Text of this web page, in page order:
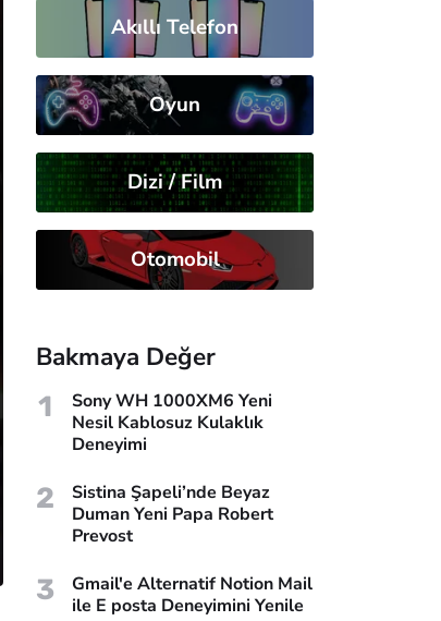
Akıllı Telefon
Oyun
Dizi / Film
Otomobil
Bakmaya Değer
1
Sony WH 1000XM6 Yeni
Nesil Kablosuz Kulaklık
Deneyimi
2
Sistina Şapeli’nde Beyaz
Duman Yeni Papa Robert
Prevost
3
Gmail'e Alternatif Notion Mail
ile E posta Deneyimini Yenile